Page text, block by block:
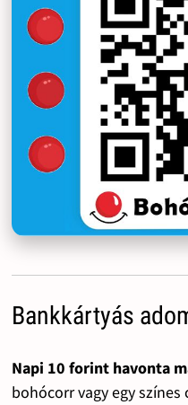
Bankkártyás
Napi 10 forint havonta
bohócorr vagy egy